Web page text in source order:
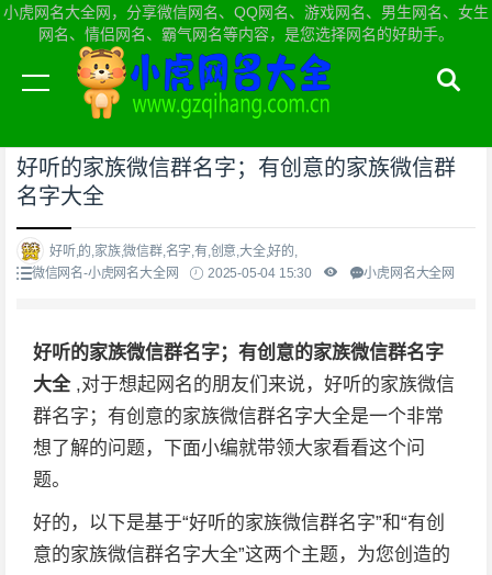
小虎网名大全网，分享微信网名、QQ网名、游戏网名、男生网名、女生
网名、情侣网名、霸气网名等内容，是您选择网名的好助手。
当前位置：小虎网名大全网首页>微信网名
好听的家族微信群名字；有创意的家族微信群
名字大全
好听,的,家族,微信群,名字,有,创意,大全,好的,
微信网名-小虎网名大全网
2025-05-04 15:30 小虎网名大全网
好听的家族微信群名字；有创意的家族微信群名字
大全 ,对于想起网名的朋友们来说，好听的家族微信
群名字；有创意的家族微信群名字大全是一个非常
想了解的问题，下面小编就带领大家看看这个问
题。
好的，以下是基于“好听的家族微信群名字”和“有创
意的家族微信群名字大全”这两个主题，为您创造的